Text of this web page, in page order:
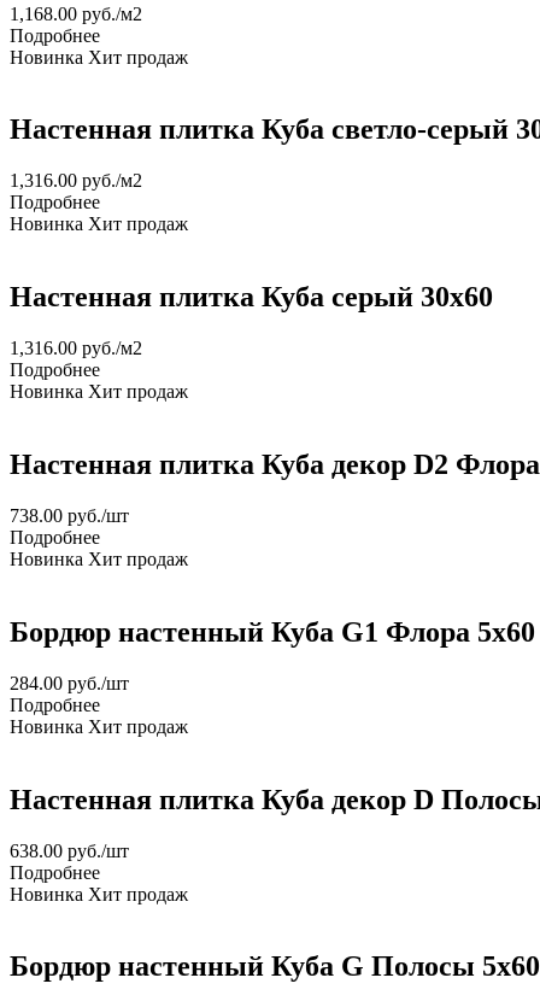
1,168.00 руб./м2
Подробнее
Новинка Хит продаж
Настенная плитка Куба светло-серый
1,316.00 руб./м2
Подробнее
Новинка Хит продаж
Настенная плитка Куба серый 30х60
1,316.00 руб./м2
Подробнее
Новинка Хит продаж
Настенная плитка Куба декор D2
738.00 руб./шт
Подробнее
Новинка Хит продаж
Бордюр настенный Куба G1 Флора 5x60
284.00 руб./шт
Подробнее
Новинка Хит продаж
Настенная плитка Куба декор D
638.00 руб./шт
Подробнее
Новинка Хит продаж
Бордюр настенный Куба G Полосы 5x60